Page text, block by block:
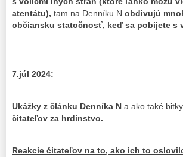
atentátu), tam na Denníku N obdivujú
občiansku statočnosť, keď sa pobijete s
7.júl 2024:
Ukážky z článku Denníka N a ako také
čitateľov za hrdinstvo.
Reakcie čitateľov na to, ako ich to